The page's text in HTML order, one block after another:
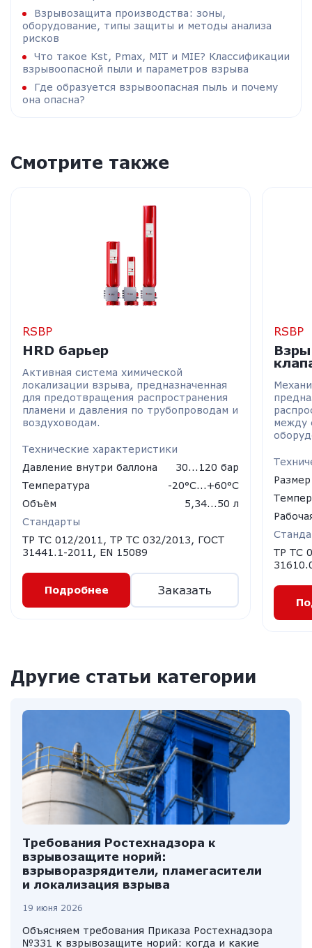
Взрывозащита производства: зоны,
оборудование, типы защиты и методы анализа
рисков
Что такое Kst, Pmax, MIT и MIE? Классификации
взрывоопасной пыли и параметров взрыва
Где образуется взрывоопасная пыль и почему
она опасна?
Смотрите также
RSBP
HRD барьер
Активная система химической
локализации взрыва, предназначенная
для предотвращения распространения
пламени и давления по трубопроводам и
воздуховодам.
Технические характеристики
Давление внутри баллона
30...120 бар
Температура
-20°C...+60°С
Объём
5,34...50 л
Стандарты
ТР ТС 012/2011, ТР ТС 032/2013, ГОСТ
31441.1-2011, EN 15089
Подробнее Заказать
RSBP
между
Размер
ТР ТС
Другие статьи категории
Требования Ростехнадзора к
взрывозащите норий:
взрыворазрядители, пламегасители
и локализация взрыва
19 июня 2026
Объясняем требования Приказа Ростехнадзора
№331 к взрывозащите норий: когда и какие